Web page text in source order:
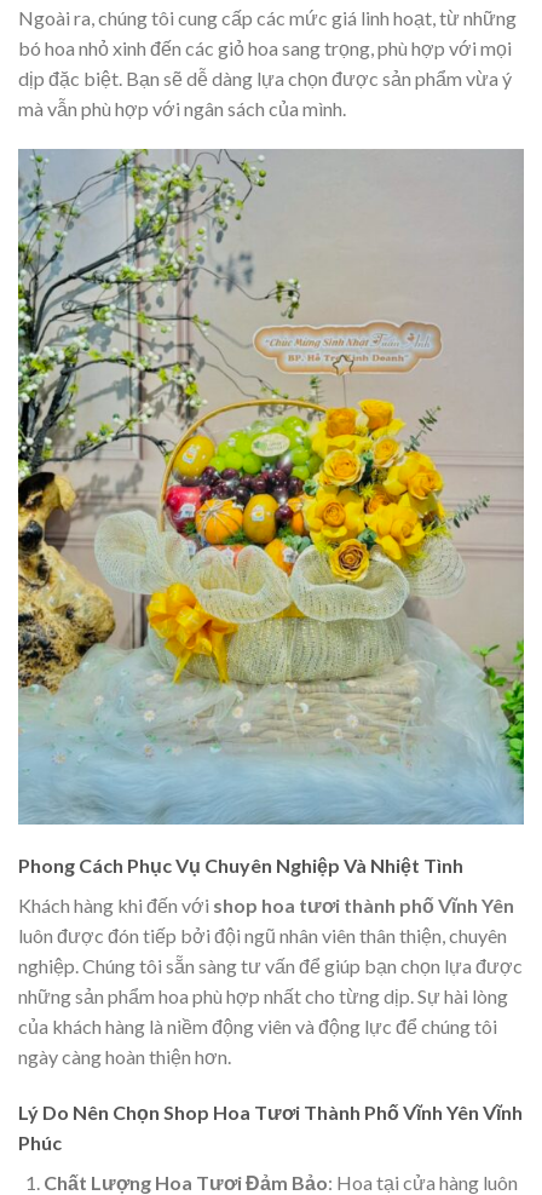
Ngoài ra, chúng tôi cung cấp các mức giá linh hoạt, từ những
bó hoa nhỏ xinh đến các giỏ hoa sang trọng, phù hợp với mọi
dịp đặc biệt. Bạn sẽ dễ dàng lựa chọn được sản phẩm vừa ý
mà vẫn phù hợp với ngân sách của mình.
Phong Cách Phục Vụ Chuyên Nghiệp Và Nhiệt Tình
Khách hàng khi đến với shop hoa tươi thành phố Vĩnh Yên
luôn được đón tiếp bởi đội ngũ nhân viên thân thiện, chuyên
nghiệp. Chúng tôi sẵn sàng tư vấn để giúp bạn chọn lựa được
những sản phẩm hoa phù hợp nhất cho từng dịp. Sự hài lòng
của khách hàng là niềm động viên và động lực để chúng tôi
ngày càng hoàn thiện hơn.
Lý Do Nên Chọn Shop Hoa Tươi Thành Phố Vĩnh Yên Vĩnh
Phúc
Chất Lượng Hoa Tươi Đảm Bảo: Hoa tại cửa hàng luôn